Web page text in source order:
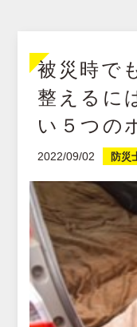
被災時で
整えるに
い５つの
2022/09/02 防災